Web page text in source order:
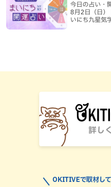
今日の占い・
8月2日（日）
いにち九星気
OKITIVEで取材し